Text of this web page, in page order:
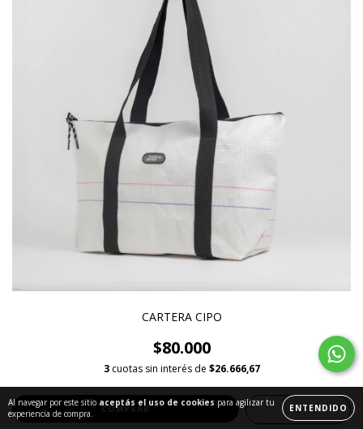
Al navegar por este sitio aceptás el uso de cookies para agilizar tu
experiencia de compra.
ENTENDIDO
CARTERA CIPO
$80.000
3 cuotas sin interés de $26.666,67
COMPRAR